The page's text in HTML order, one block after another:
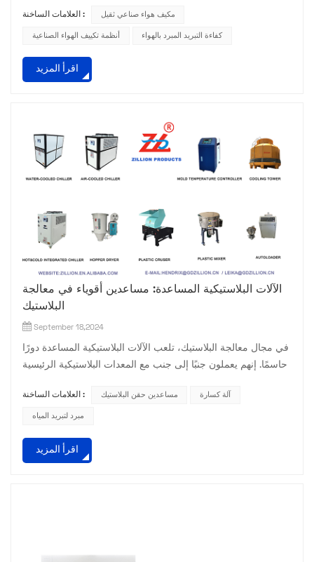
أجهزة التبريد المختلفة بطريقة تبديد الحرارة الفريدة من نوعها عن
طريق تبريد الهواء. لا يتطلب نظامًا معقدًا لمياه التبريد، كما أنه سهل
العلامات الساخنة : مكيف هواء صناعي ثقيل
أنظمة تكييف الهواء الصناعية كفاءة التبريد المبرد بالهواء
اقرأ المزيد
الآلات البلاستيكية المساعدة: مساعدين أقوياء في معالجة
البلاستيك
September 18,2024
في مجال معالجة البلاستيك، تلعب الآلات البلاستيكية المساعدة دورًا
حاسمًا. إنهم يعملون جنبًا إلى جنب مع المعدات البلاستيكية الرئيسية
المساعدة؟ أولاً، يجب ذكر المجفف. في معالجة البلاستيك، يمكن أن
يكون لرطوبة المواد الخام تأثير كبير على جودة المنتج. يقوم
العلامات الساخنة : مساعدين حقن البلاستيك آلة كسارة
مبرد لتبريد المياه
اقرأ المزيد